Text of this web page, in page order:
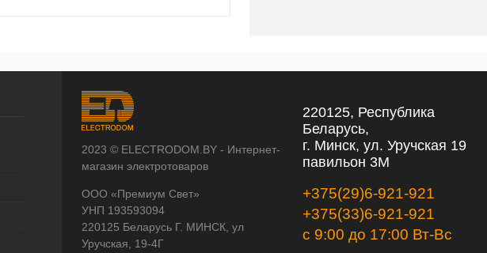
2023 © ELECTRODOM.BY - Интернет-
магазин электротоваров
ООО «Премиум Свет»
УНП 193593094
220125 Беларусь Г. МИНСК, ул
Уручская, 19-4Г
220125, Республика
Беларусь,
г. Минск, ул. Уручская 19
павильон 3М
+375(29)6-921-921
+375(33)6-921-921
с 9:00 до 17:00 Вт-Вс